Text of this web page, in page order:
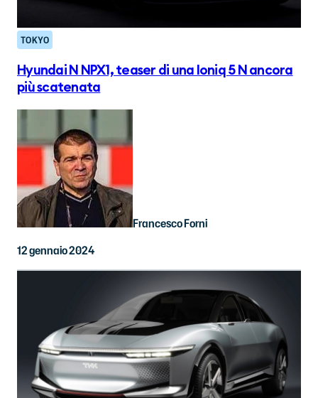
TOKYO
Hyundai N NPX1, teaser di una Ioniq 5 N ancora
più scatenata
Francesco Forni
12 gennaio 2024